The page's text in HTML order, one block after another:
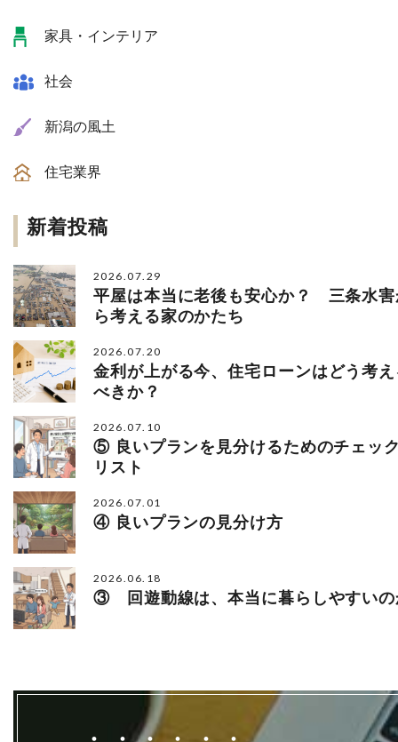
家具・インテリア
社会
新潟の風土
住宅業界
新着投稿
2026.07.29
平屋は本当に老後も安心か？ 三条水害
ら考える家のかたち
2026.07.20
金利が上がる今、住宅ローンはどう考
べきか？
2026.07.10
⑤ 良いプランを見分けるためのチェッ
リスト
2026.07.01
④ 良いプランの見分け方
2026.06.18
③ 回遊動線は、本当に暮らしやすいの